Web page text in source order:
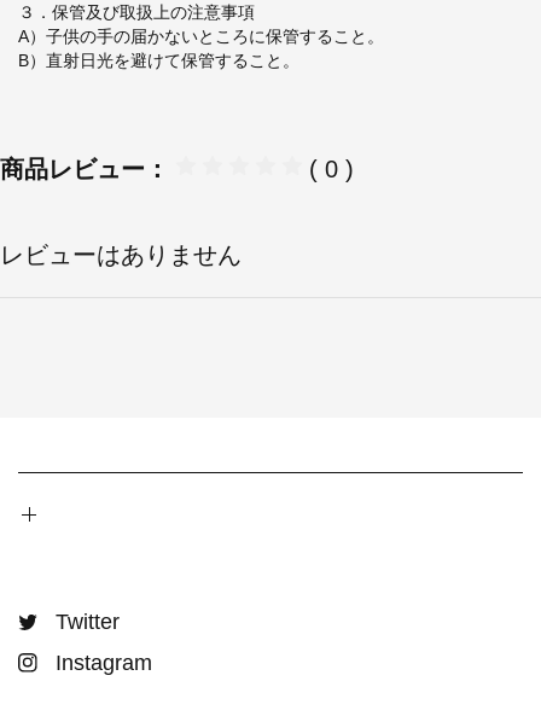
３．保管及び取扱上の注意事項
A）子供の手の届かないところに保管すること。
B）直射日光を避けて保管すること。
商品レビュー： ( 0 )
レビューはありません
Twitter
Instagram